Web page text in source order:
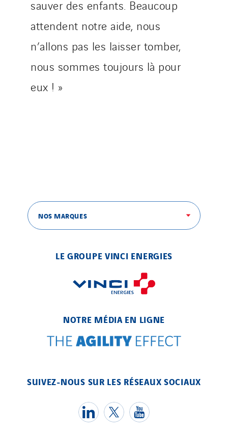
sauver des enfants. Beaucoup
attendent notre aide, nous
n’allons pas les laisser tomber,
nous sommes toujours là pour
eux ! »
NOS MARQUES
LE GROUPE VINCI ENERGIES
NOTRE MÉDIA EN LIGNE
SUIVEZ-NOUS SUR LES RÉSEAUX SOCIAUX